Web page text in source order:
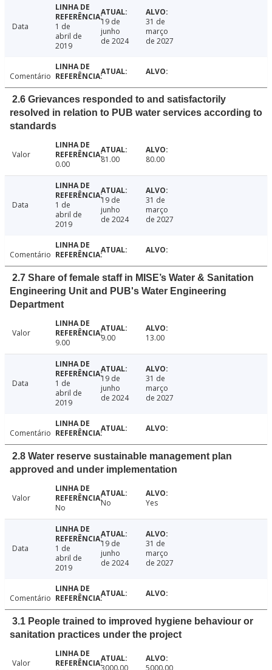
Data
1 de
abril de
2019
19 de
junho
de 2024
31 de
março
de 2027
Comentário
2.6 Grievances responded to and satisfactorily
resolved in relation to PUB water services according to
standards
Valor
0.00
81.00 80.00
Data
1 de
abril de
2019
19 de
junho
de 2024
31 de
março
de 2027
Comentário
2.7 Share of female staff in MISE’s Water & Sanitation
Engineering Unit and PUB's Water Engineering
Department
Valor
9.00
9.00 13.00
Data
1 de
abril de
2019
19 de
junho
de 2024
31 de
março
de 2027
Comentário
2.8 Water reserve sustainable management plan
approved and under implementation
Valor
No
No Yes
Data
1 de
abril de
2019
19 de
junho
de 2024
31 de
março
de 2027
Comentário
3.1 People trained to improved hygiene behaviour or
sanitation practices under the project
Valor